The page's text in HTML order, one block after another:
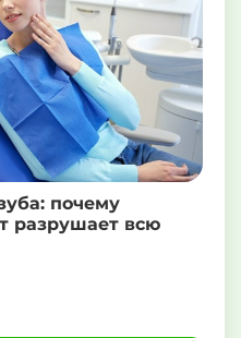
почему
разрушает всю